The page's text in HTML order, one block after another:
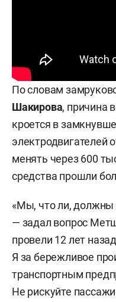
По словам
Шакирова, причина
кроется в
электродвигателей
менять через 600
средства прошли
«Мы, что ли, должны
— задал вопрос
провели 12 лет
Я за бережливое
транспортным
Не рискуйте